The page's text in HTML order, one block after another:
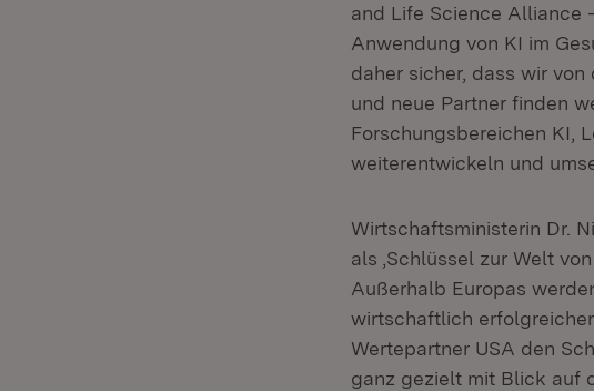
and Life Science Alliance
Anwendung von KI im
daher sicher, dass wir
und neue Partner finden
Forschungsbereichen KI,
weiterentwickeln und
Wirtschaftsministerin Dr.
als ‚Schlüssel zur Welt
Außerhalb Europas
wirtschaftlich
Wertepartner USA den
ganz gezielt mit Blick auf